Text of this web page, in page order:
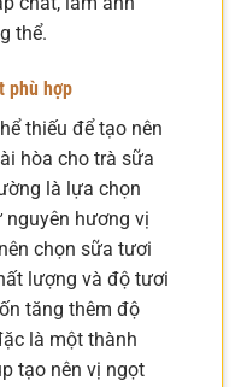
thể.
phù hợp
thiếu để tạo nên
hòa cho trà sữa
là lựa chọn
nguyên hương vị
chọn sữa tươi
lượng và độ tươi
tăng thêm độ
là một thành
tạo nên vị ngọt